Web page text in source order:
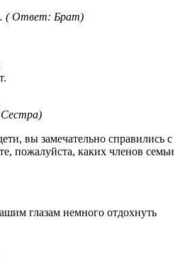
( Ответ: Брат)
вы замечательно справились с
пожалуйста, каких членов семьи
глазам немного отдохнуть